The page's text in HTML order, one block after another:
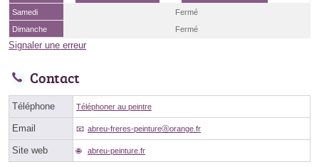
Samedi
Fermé
Dimanche
Fermé
Signaler une erreur
Contact
Téléphone Téléphoner au peintre
Email abreu-freres-peintureⓐorange.fr
Site web abreu-peinture.fr